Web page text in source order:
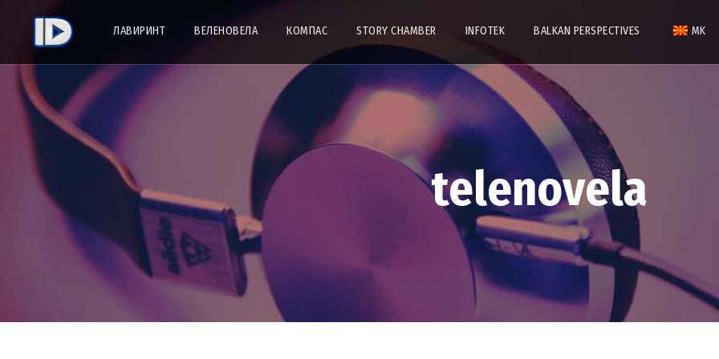
ЛАВИРИНТ ВЕЛЕНОВЕЛА КОМПАС STORY CHAMBER INFOTEK BALKAN PERSPECTIVES MK
telenovela